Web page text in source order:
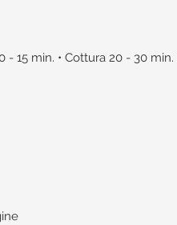
- 15 min. • Cottura 20 - 30 min.